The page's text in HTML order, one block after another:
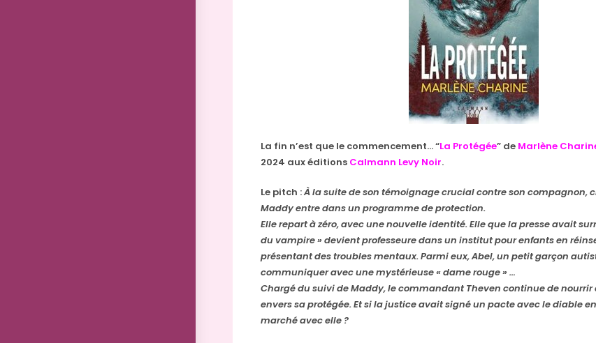
La fin n’est que le commencement… “La Protégée” de Marlène
2024 aux éditions Calmann Levy Noir.
Le pitch :À la suite de son témoignage crucial contre son compagnon,
Maddy entre dans un programme de protection.
Elle repart à zéro, avec une nouvelle identité. Elle que la presse avait
du vampire » devient professeure dans un institut pour enfants en
présentant des troubles mentaux. Parmi eux, Abel, un petit garçon
communiquer avec une mystérieuse « dame rouge » …
Chargé du suivi de Maddy, le commandant Theven continue de nourrir
envers sa protégée. Et si la justice avait signé un pacte avec le diable
marché avec elle ?